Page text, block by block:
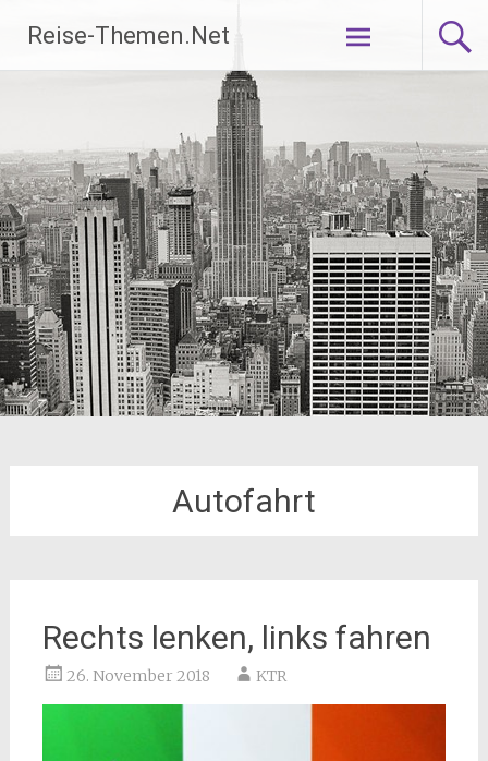
Inhalt
springen
Reise-Themen.Net
Autofahrt
Rechts lenken, links fahren
26. November 2018 KTR